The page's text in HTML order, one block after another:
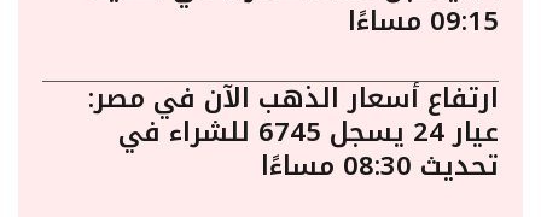
09:15 مساءًا
ارتفاع أسعار الذهب الآن في مصر:
عيار 24 يسجل 6745 للشراء في
تحديث 08:30 مساءًا